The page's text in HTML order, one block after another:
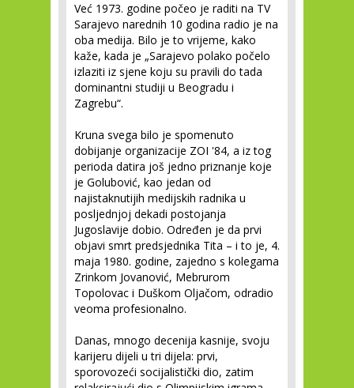
Već 1973. godine počeo je raditi na TV
Sarajevo narednih 10 godina radio je na
oba medija. Bilo je to vrijeme, kako
kaže, kada je „Sarajevo polako počelo
izlaziti iz sjene koju su pravili do tada
dominantni studiji u Beogradu i
Zagrebu“.
Kruna svega bilo je spomenuto
dobijanje organizacije ZOI '84, a iz tog
perioda datira još jedno priznanje koje
je Golubović, kao jedan od
najistaknutijih medijskih radnika u
posljednjoj dekadi postojanja
Jugoslavije dobio. Određen je da prvi
objavi smrt predsjednika Tita – i to je, 4.
maja 1980. godine, zajedno s kolegama
Zrinkom Jovanović, Mebrurom
Topolovac i Duškom Oljačom, odradio
veoma profesionalno.
Danas, mnogo decenija kasnije, svoju
karijeru dijeli u tri dijela: prvi,
sporovozeći socijalistički dio, zatim